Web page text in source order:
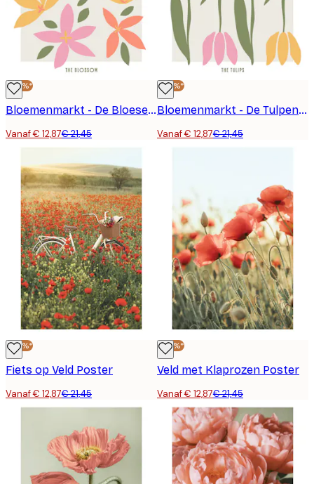
-40%*
Bloemenmarkt - De Bloesem Poster
Vanaf € 12,87€ 21,45
-40%*
Bloemenmarkt - De Tulpen Poster
Vanaf € 12,87€ 21,45
-40%*
Fiets op Veld Poster
Vanaf € 12,87€ 21,45
-40%*
Veld met Klaprozen Poster
Vanaf € 12,87€ 21,45